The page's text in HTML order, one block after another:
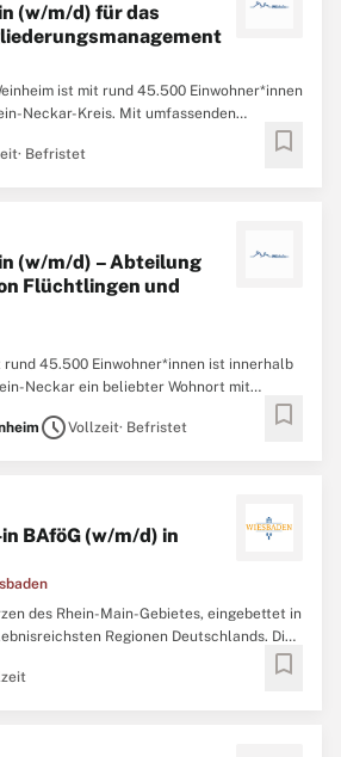
(w/m/d) für das
ist mit rund 45.500 Einwohner*innen
Neckar-Kreis. Mit umfassenden
bietet die Stadt Weinheim
Hier treffen zukunftsorientierte
· Befristet bookmark
(w/m/d) – Abteilung
Flüchtlingen und
rund 45.500 Einwohner*innen ist innerhalb
Neckar ein beliebter Wohnort mit
auf das charmante
scheduleVollzeit· Befristet bookmark
BAföG (w/m/d) in
des Rhein-Main-Gebietes, eingebettet in
Regionen Deutschlands. Die
damit ein ideales Umfeld für den
bookmark